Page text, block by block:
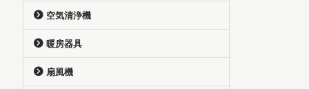
空気清浄機
暖房器具
扇風機